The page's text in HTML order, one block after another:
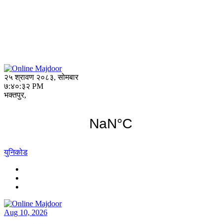
२५ श्रावण २०८३, सोमबार
७:४०:३२ PM
भक्तपुर,
युनिकोड
Aug 10, 2026